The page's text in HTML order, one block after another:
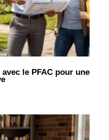
le PFAC pour une